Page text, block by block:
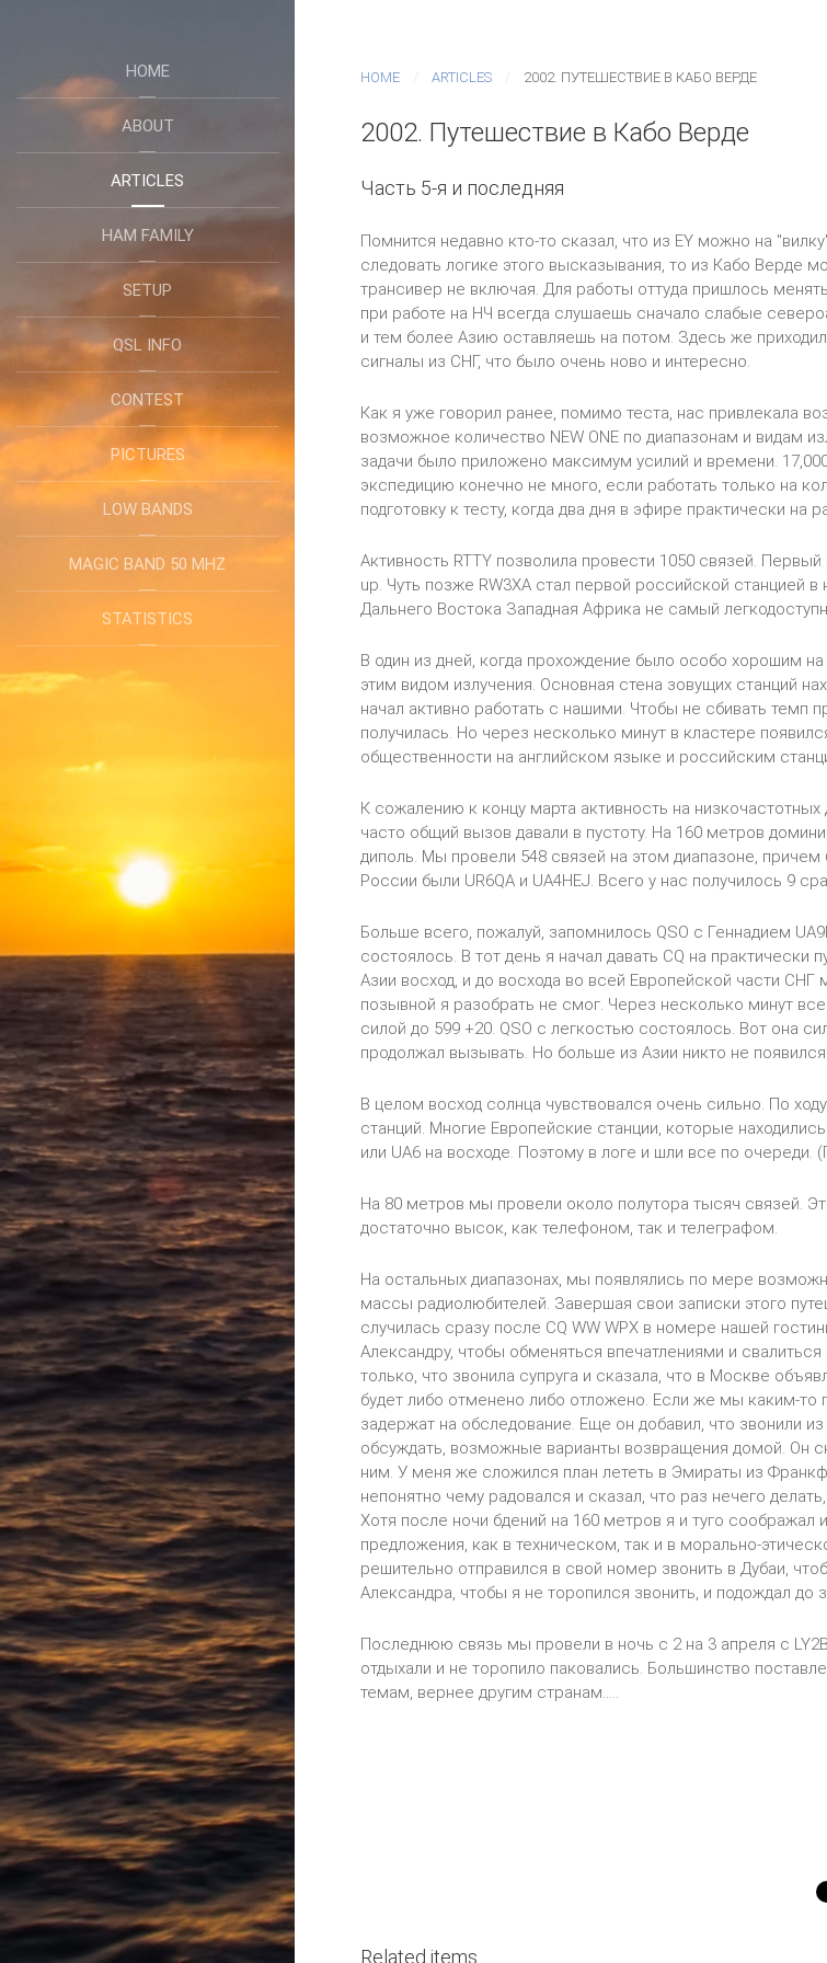
HOME
ABOUT
ARTICLES
HAM FAMILY
SETUP
QSL INFO
CONTEST
PICTURES
LOW BANDS
MAGIC BAND 50 MHZ
STATISTICS
HOME ARTICLES 2002. ПУТЕШЕСТВИЕ В КАБО ВЕРДЕ
2002. Путешествие в Кабо Верде
Часть 5-я и последняя
Помнится недавно кто-то сказал, что из EY можно на
следовать логике этого высказывания, то из Кабо Верде
трансивер не включая. Для работы оттуда пришлось
при работе на НЧ всегда слушаешь сначало слабые
и тем более Азию оставляешь на потом. Здесь же
сигналы из СНГ, что было очень ново и интересно.
Как я уже говорил ранее, помимо теста, нас привлекала
возможное количество NEW ONE по диапазонам и видам
задачи было приложено максимум усилий и времени.
экспедицию конечно не много, если работать только на
подготовку к тесту, когда два дня в эфире практически
Активность RTTY позволила провести 1050 связей.
up. Чуть позже RW3XA стал первой российской станцией
Дальнего Востока Западная Африка не самый
В один из дней, когда прохождение было особо хорошим
этим видом излучения. Основная стена зовущих станций
начал активно работать с нашими. Чтобы не сбивать темп
получилась. Но через несколько минут в кластере
общественности на английском языке и российским
К сожалению к концу марта активность на
часто общий вызов давали в пустоту. На 160 метров
диполь. Мы провели 548 связей на этом диапазоне,
России были UR6QA и UA4HEJ. Всего у нас получилось 9
Больше всего, пожалуй, запомнилось QSO с Геннадием
состоялось. В тот день я начал давать CQ на
Азии восход, и до восхода во всей Европейской части
позывной я разобрать не смог. Через несколько минут
силой до 599 +20. QSO с легкостью состоялось. Вот она
продолжал вызывать. Но больше из Азии никто не появился.
В целом восход солнца чувствовался очень сильно. По
станций. Многие Европейские станции, которые
или UA6 на восходе. Поэтому в логе и шли все по
На 80 метров мы провели около полутора тысяч связей.
достаточно высок, как телефоном, так и телеграфом.
На остальных диапазонах, мы появлялись по мере
массы радиолюбителей. Завершая свои записки этого
случилась сразу после CQ WW WPX в номере нашей
Александру, чтобы обменяться впечатлениями и
только, что звонила супруга и сказала, что в Москве
будет либо отменено либо отложено. Если же мы каким-
задержат на обследование. Еще он добавил, что звонили
обсуждать, возможные варианты возвращения домой. Он
ним. У меня же сложился план лететь в Эмираты из
непонятно чему радовался и сказал, что раз нечего
Хотя после ночи бдений на 160 метров я и туго соображал
предложения, как в техническом, так и в морально-
решительно отправился в свой номер звонить в Дубаи,
Александра, чтобы я не торопился звонить, и подождал до
Последнюю связь мы провели в ночь с 2 на 3 апреля с
отдыхали и не торопило паковались. Большинство
темам, вернее другим странам.....
Related items